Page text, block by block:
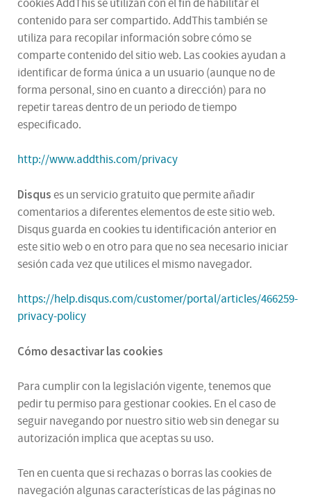
cookies AddThis se utilizan con el fin de habilitar el
contenido para ser compartido. AddThis también se
utiliza para recopilar información sobre cómo se
comparte contenido del sitio web. Las cookies ayudan a
identificar de forma única a un usuario (aunque no de
forma personal, sino en cuanto a dirección) para no
repetir tareas dentro de un periodo de tiempo
especificado.
http://www.addthis.com/privacy
Disquses un servicio gratuito que permite añadir
comentarios a diferentes elementos de este sitio web.
Disqus guarda en cookies tu identificación anterior en
este sitio web o en otro para que no sea necesario iniciar
sesión cada vez que utilices el mismo navegador.
https://help.disqus.com/customer/portal/articles/466259-
privacy-policy
Cómo desactivar las cookies
Para cumplir con la legislación vigente, tenemos que
pedir tu permiso para gestionar cookies. En el caso de
seguir navegando por nuestro sitio web sin denegar su
autorización implica que aceptas su uso.
Ten en cuenta que si rechazas o borras las cookies de
navegación algunas características de las páginas no